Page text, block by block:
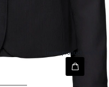
[node-product-wishlist]